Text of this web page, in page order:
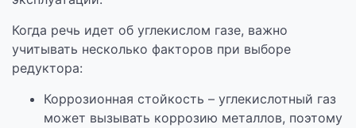
Когда речь идет об углекислом газе, важно
учитывать несколько факторов при выборе
редуктора:
Коррозионная стойкость – углекислотный газ
может вызывать коррозию металлов, поэтому